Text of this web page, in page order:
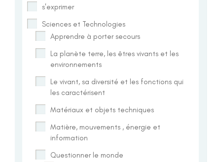
s'exprimer
Sciences et Technologies
Apprendre à porter secours
La planète terre, les êtres vivants et les
environnements
Le vivant, sa diversité et les fonctions qui
les caractérisent
Matériaux et objets techniques
Matière, mouvements , énergie et
information
Questionner le monde